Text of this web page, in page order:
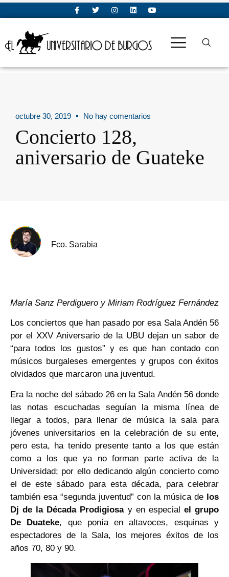
octubre 30, 2019 No hay comentarios
Concierto 128,
aniversario de Guateke
Fco. Sarabia
María Sanz Perdiguero y Miriam Rodríguez Fernández
Los conciertos que han pasado por esa Sala Andén 56
por el XXV Aniversario de la UBU dejan un sabor de
“para todos los gustos” y es que han contado con
músicos burgaleses emergentes y grupos con éxitos
olvidados que marcaron una juventud.
Era la noche del sábado 26 en la Sala Andén 56 donde
las notas escuchadas seguían la misma línea de
llegar a todos, para llenar de música la sala para
jóvenes universitarios en la celebración de su ente,
pero esta, ha tenido presente tanto a los que están
como a los que ya no forman parte activa de la
Universidad; por ello dedicando algún concierto como
el de este sábado para esta década, para celebrar
también esa “segunda juventud” con la música de los
Dj de la Década Prodigiosay en especial el grupo
De Duateke, que ponía en altavoces, esquinas y
espectadores de la Sala, los mejores éxitos de los
años 70, 80 y 90.